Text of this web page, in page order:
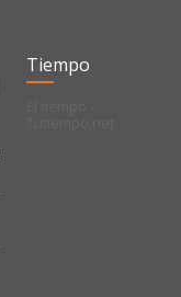
Tiempo